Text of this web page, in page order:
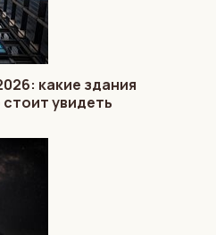
какие здания
увидеть